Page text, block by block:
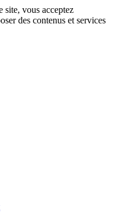
site, vous acceptez
des contenus et services